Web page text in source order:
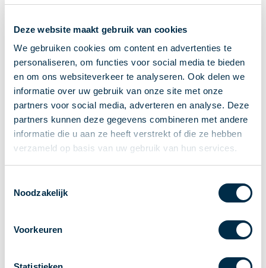
Deze website maakt gebruik van cookies
We gebruiken cookies om content en advertenties te
personaliseren, om functies voor social media te bieden
en om ons websiteverkeer te analyseren. Ook delen we
informatie over uw gebruik van onze site met onze
partners voor social media, adverteren en analyse. Deze
partners kunnen deze gegevens combineren met andere
informatie die u aan ze heeft verstrekt of die ze hebben
verzameld op basis van uw gebruik van hun services.
Noodzakelijk
Voorkeuren
Onderling betalen
Overboeken
Bijzondere rekeningen en diensten
Standaarden in het betalingsverkeer
Feiten & Cijfers
Actueel
Betaaljournaal
Roadmap
Vereniging
Partners en stakeholders